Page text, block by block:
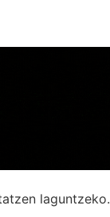
laguntzeko.